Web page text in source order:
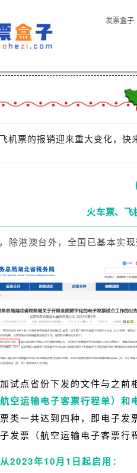
发票盒子
机票的报销迎来重大变化，快
火车票、飞
除港澳台外，全国已基本实现
试点省份下发的文件与之前
空运输电子客票行程单）和
类一共达到四种，即电子发
发票（航空运输电子客票行
2023年10月1日起启用：